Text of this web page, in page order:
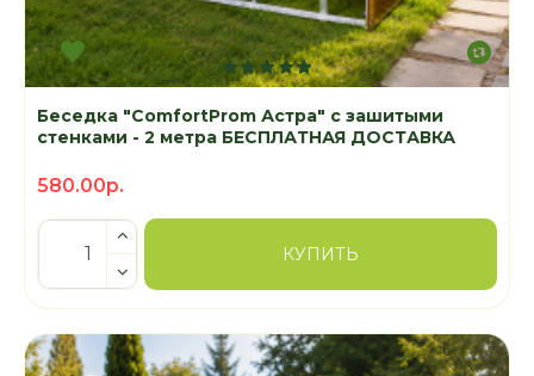
Беседка "ComfortProm Астра" с зашитыми
стенками - 2 метра БЕСПЛАТНАЯ ДОСТАВКА
580.00р.
КУПИТЬ